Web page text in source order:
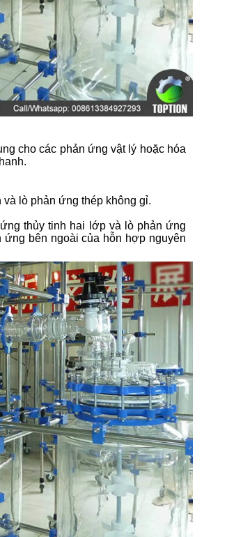
cho các phản ứng vật lý hoặc hóa
lò phản ứng thép không gỉ.
thủy tinh hai lớp và lò phản ứng
bên ngoài của hỗn hợp nguyên